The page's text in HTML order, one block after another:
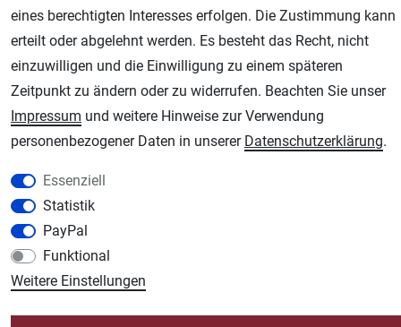
AGB Widerrufsrecht Datenschutz Impressum
Unsere weiteren Shops:
Schmincke-City.de
Schmincke Künstlerfarben das Gesamtsortiment
Plotter-City.com
Schneideplotter, Transferpressen, Siebdruck und Plotterfolien
Modellbau-City.com
Military + Tabletop Plastikmodelle und Modellbau Farben - Bringen Sie Farbe ins
Spiel.
eines berechtigten Interesses erfolgen. Die Zustimmung kann
erteilt oder abgelehnt werden. Es besteht das Recht, nicht
einzuwilligen und die Einwilligung zu einem späteren
Zeitpunkt zu ändern oder zu widerrufen. Beachten Sie unser
Impressum und weitere Hinweise zur Verwendung
personenbezogener Daten in unserer Daten­schutz­erklärung.
Essenziell
Statistik
PayPal
Funktional
Weitere Einstellungen